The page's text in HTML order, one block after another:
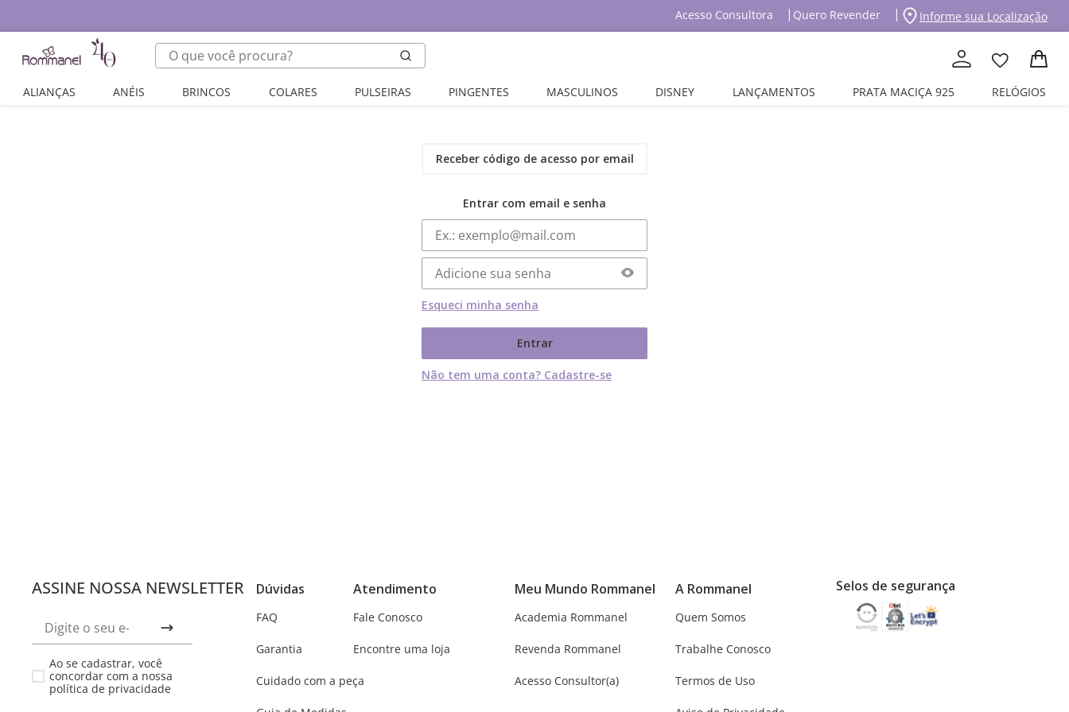
Acesso Consultora Quero Revender Informe sua Localização
O que você procura?
ALIANÇAS ANÉIS BRINCOS COLARES PULSEIRAS PINGENTES MASCULINOS DISNEY LANÇAMENTOS PRATA MACIÇA 925 RELÓGIOS
Receber código de acesso por email
Entrar com email e senha
Esqueci minha senha
Entrar
Não tem uma conta? Cadastre-se
ASSINE NOSSA NEWSLETTER
Ao se cadastrar, você
concordar com a nossa
política de privacidade
Dúvidas
FAQ
Garantia
Cuidado com a peça
Atendimento
Fale Conosco
Encontre uma loja
Meu Mundo Rommanel
Academia Rommanel
Revenda Rommanel
Acesso Consultor(a)
A Rommanel
Quem Somos
Trabalhe Conosco
Termos de Uso
Selos de segurança